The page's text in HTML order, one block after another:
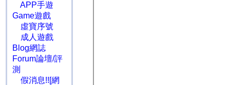
APP手遊
Game遊戲
虛寶序號
成人遊戲
Blog網誌
Forum論壇/評
測
假消息!![網